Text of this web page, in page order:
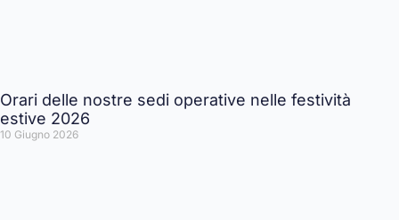
Orari delle nostre sedi operative nelle festività
estive 2026
10 Giugno 2026